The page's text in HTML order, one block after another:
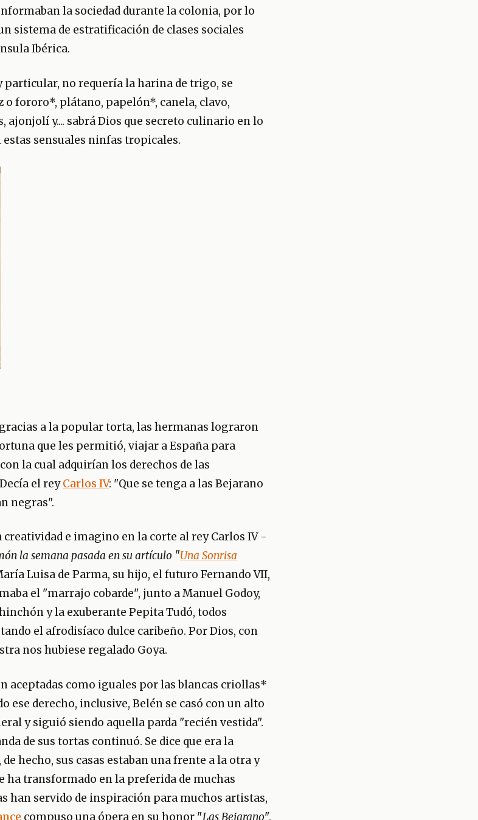
la sociedad durante la colonia, por lo
sistema de estratificación de clases sociales
Ibérica.
particular, no requería la harina de trigo, se
fororo*, plátano, papelón*, canela, clavo,
ajonjolí y.... sabrá Dios que secreto culinario en lo
sensuales ninfas tropicales.
a la popular torta, las hermanas lograron
que les permitió, viajar a España para
la cual adquirían los derechos de las
el reyCarlos IV: "Que se tenga a las Bejarano
negras".
e imagino en la corte al rey Carlos IV -
la semana pasada en su artículo "Una Sonrisa
Luisa de Parma, su hijo, el futuro Fernando VII,
el "marrajo cobarde", junto a Manuel Godoy,
y la exuberante Pepita Tudó, todos
el afrodisíaco dulce caribeño. Por Dios, con
nos hubiese regalado Goya.
aceptadas como iguales por las blancas criollas*
ese derecho, inclusive, Belén se casó con un alto
y siguió siendo aquella parda "recién vestida".
de sus tortas continuó. Se dice que era la
de hecho, sus casas estaban una frente a la otra y
ha transformado en la preferida de muchas
han servido de inspiración para muchos artistas,
compuso una ópera en su honor "Las Bejarano",